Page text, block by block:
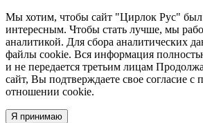
Мы хотим, чтобы сайт "Цирлок Рус"
интересным. Чтобы стать лучше, мы
аналитикой. Для сбора аналитических
файлы cookie. Вся информация
и не передается третьим лицам
сайт, Вы подтверждаете свое согласие с
отношении cookie.
Я принимаю